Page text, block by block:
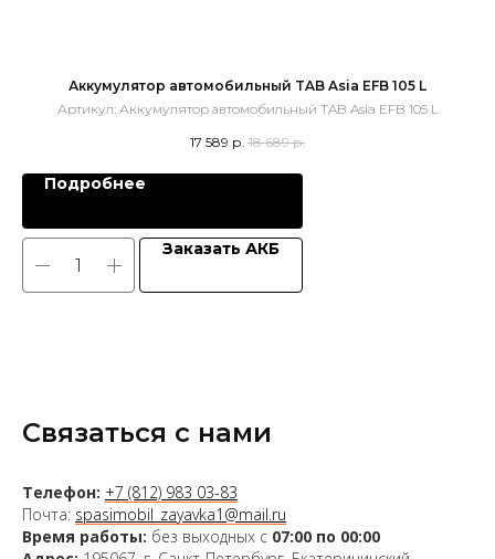
Аккумулятор автомобильный TAB Asia EFB 105 L
Артикул: Аккумулятор автомобильный TAB Asia EFB 105 L
17 589 р. 18 689 р.
Подробнее
Заказать АКБ
Связаться с нами
Телефон: +7 (812) 983 03-83
Почта: spasimobil_zayavka1@mail.ru
Время работы: без выходных с 07:00 по 00:00